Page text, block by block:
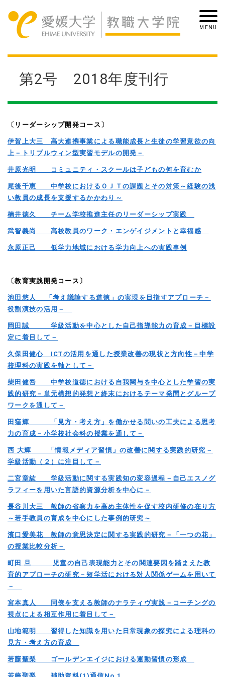
第2号 2018年度刊行
〔リーダーシップ開発コース〕
伊賀上大三 高大連携事業による職能成長と生徒の学習意欲の向
上－トリプルウィン型実習モデルの開発－
井原光明 コミュニティ・スクールは子どもの何を育むか
尾後千恵 中学校におけるＯＪＴの課題とその対策～経験の浅
い教員の成長を支援するかかわり～
楠井徳久 チーム学校推進主任のリーダーシップ実践
武智義尚 高校教員のワーク・エンゲイジメントと幸福感
永原正己 低学力地域における学力向上への実践事例
〔教育実践開発コース〕
池田悠人 「考え議論する道徳」の実現を目指すアプローチ－
役割演技の活用－
岡田誠 学級活動を中心とした自己指導能力の育成－目標設
定に着目して－
久保田健心 ICTの活用を通した授業改善の現状と方向性－中学
校理科の実践を軸として－
柴田健吾 中学校道徳における自我関与を中心とした学習の実
践的研究－単元構想的発想と終末におけるテーマ発問とグループ
ワークを通して－
田窪輝 「見方・考え方」を働かせる問いの工夫による思考
力の育成－小学校社会科の授業を通して－
西 大輝 「情報メディア習慣」の改善に関する実践的研究－
学級活動（２）に注目して－
二宮章紘 学級活動に関する実践知の変容過程－自己エスノグ
ラフィーを用いた言語的資源分析を中心に－
長谷川大三 教師の省察力を高め主体性を促す校内研修の在り方
～若手教員の育成を中心にした事例的研究～
濱口愛美花 教師の意思決定に関する実践的研究－「一つの花」
の授業比較分析－
町田 旦 児童の自己表現能力とその関連要因を踏まえた教
育的アプローチの研究－短学活における対人関係ゲームを用いて
－
宮本真人 同僚を支える教師のナラティヴ実践－コーチングの
視点による相互作用に着目して－
山地範明 習得した知識を用いた日常現象の探究による理科の
見方・考え方の育成
若藤聖梨 ゴールデンエイジにおける運動習慣の形成